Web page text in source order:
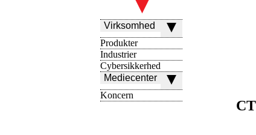
Virksomhed
Produkter
Industrier
Cybersikkerhed
Mediecenter
Koncern